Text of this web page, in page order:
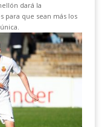
dará la
para que sean más los